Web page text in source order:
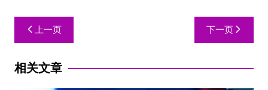
上一页 下一页
相关文章